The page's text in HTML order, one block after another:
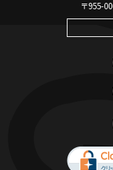
〒955-